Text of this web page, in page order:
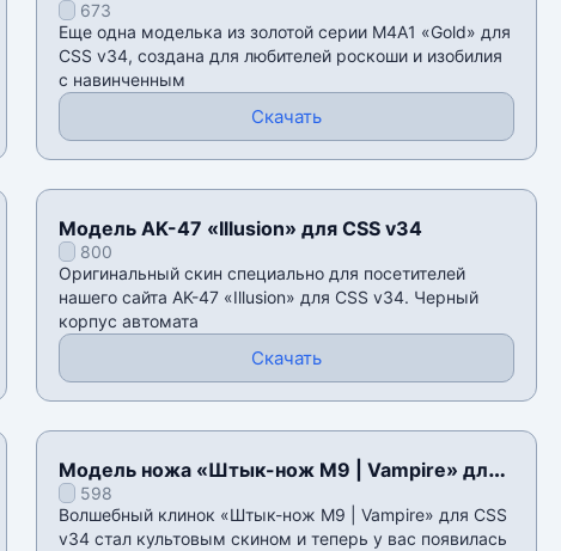
673
Еще одна моделька из золотой серии M4A1 «Gold» для
CSS v34, создана для любителей роскоши и изобилия
с навинченным
Скачать
Модель AK-47 «Illusion» для CSS v34
800
Оригинальный скин специально для посетителей
нашего сайта AK-47 «Illusion» для CSS v34. Черный
корпус автомата
Скачать
Модель ножа «Штык-нож M9 | Vampire» для
CSS v34
598
Волшебный клинок «Штык-нож M9 | Vampire» для CSS
v34 стал культовым скином и теперь у вас появилась